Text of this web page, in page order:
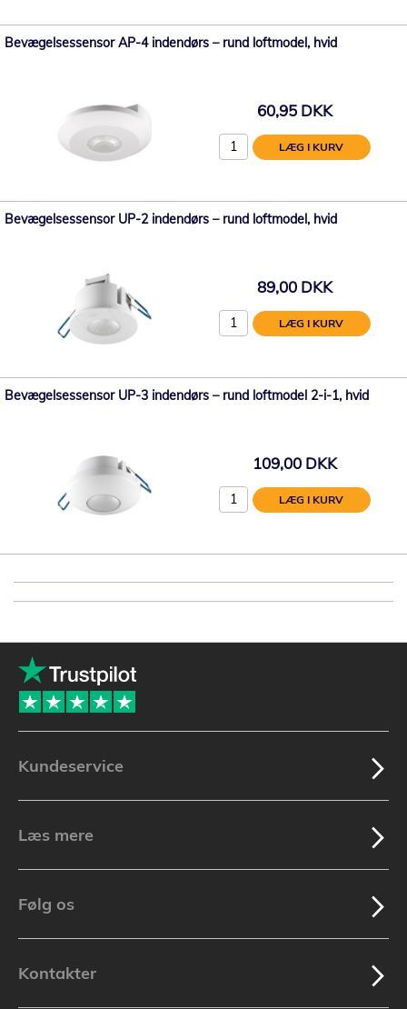
Bevægelsessensor AP-4 indendørs – rund loftmodel, hvid
60,95 DKK
LÆG I KURV
Bevægelsessensor UP-2 indendørs – rund loftmodel, hvid
89,00 DKK
LÆG I KURV
Bevægelsessensor UP-3 indendørs – rund loftmodel 2-i-1, hvid
109,00 DKK
LÆG I KURV
Kundeservice
Læs mere
Følg os
Kontakter